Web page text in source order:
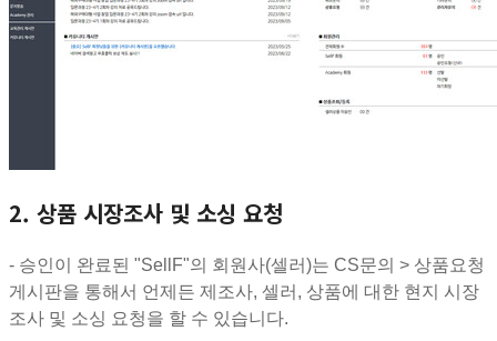
2. 상품 시장조사 및 소싱 요청
- 승인이 완료된 "SellF"의 회원사(셀러)는 CS문의 > 상품요청
게시판을 통해서 언제든 제조사, 셀러, 상품에 대한 현지 시장
조사 및 소싱 요청을 할 수 있습니다.